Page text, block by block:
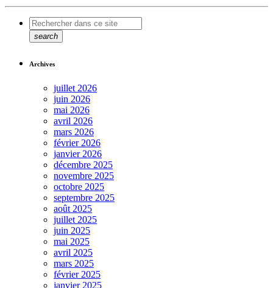
search
Archives
juillet 2026
juin 2026
mai 2026
avril 2026
mars 2026
février 2026
janvier 2026
décembre 2025
novembre 2025
octobre 2025
septembre 2025
août 2025
juillet 2025
juin 2025
mai 2025
avril 2025
mars 2025
février 2025
janvier 2025